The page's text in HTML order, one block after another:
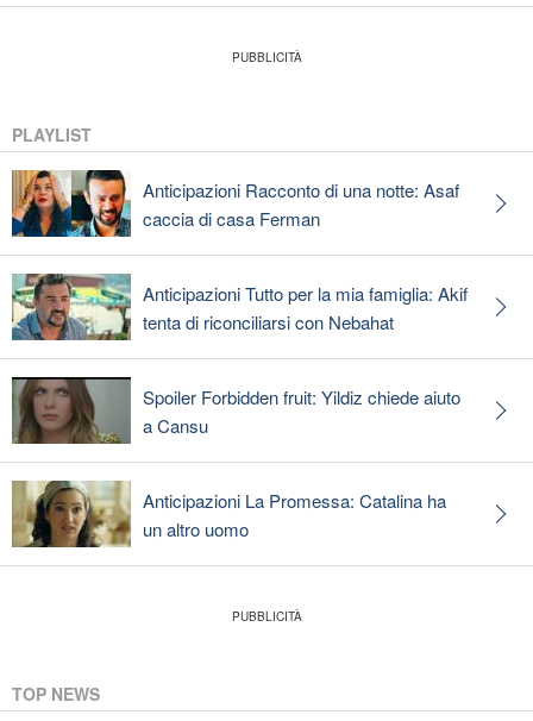
PLAYLIST
Anticipazioni Racconto di una notte: Asaf
caccia di casa Ferman
Anticipazioni Tutto per la mia famiglia: Akif
tenta di riconciliarsi con Nebahat
Spoiler Forbidden fruit: Yildiz chiede aiuto
a Cansu
Anticipazioni La Promessa: Catalina ha
un altro uomo
TOP NEWS